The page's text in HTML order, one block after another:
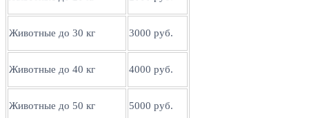
Животные до 30 кг 3000 руб.
Животные до 40 кг 4000 руб.
Животные до 50 кг 5000 руб.